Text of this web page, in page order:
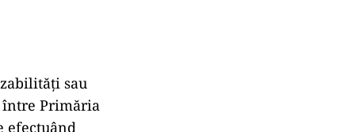
sau
între Primăria
efectuând